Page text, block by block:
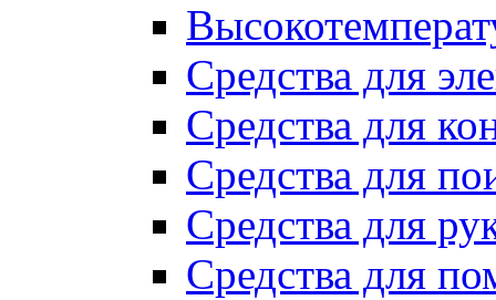
Средства для
Средства для
Средства для
Средства для
Средства для